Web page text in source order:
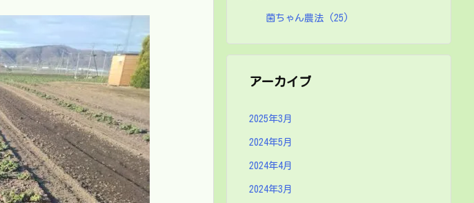
菌ちゃん農法 (25)
アーカイブ
2025年3月
2024年5月
2024年4月
2024年3月